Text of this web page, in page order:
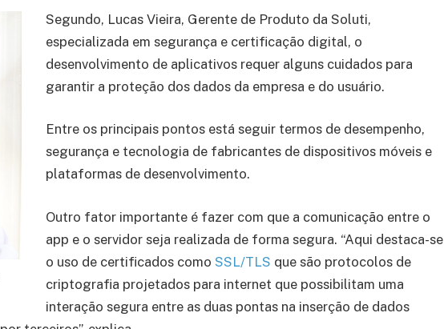
Segundo, Lucas Vieira, Gerente de Produto da Soluti,
especializada em segurança e certificação digital, o
desenvolvimento de aplicativos requer alguns cuidados para
garantir a proteção dos dados da empresa e do usuário.
Entre os principais pontos está seguir termos de desempenho,
segurança e tecnologia de fabricantes de dispositivos móveis e
plataformas de desenvolvimento.
Outro fator importante é fazer com que a comunicação entre o
app e o servidor seja realizada de forma segura. “Aqui destaca-se
o uso de certificados como SSL/TLS que são protocolos de
criptografia projetados para internet que possibilitam uma
interação segura entre as duas pontas na inserção de dados